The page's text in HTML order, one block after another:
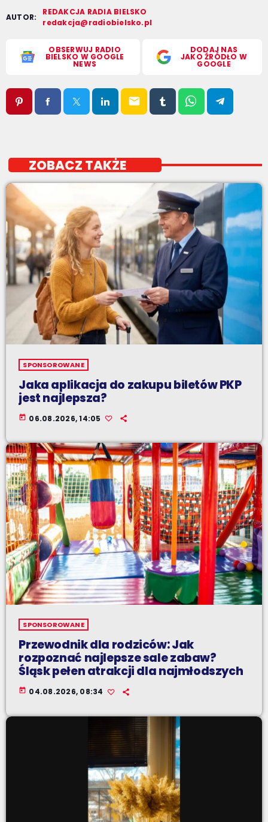
AUTOR:
REDAKCJA RADIA BIELSKO
redakcja@radiobielsko.pl
OBSERWUJ RADIO
BIELSKO W GOOGLE
NEWS
DODAJ NAS
JAKO ŹRÓDŁO W
GOOGLE
email
ZOBACZ TAKŻE
SPONSOROWANE
Jaka aplikacja do zakupu biletów PKP
jest najlepsza?
today 06.08.2026, 14:05
SPONSOROWANE
Przewodnik dla rodziców: Jak
rozpoznać najlepsze sale zabaw?
Śląsk pełen atrakcji dla najmłodszych
today 04.08.2026, 08:34